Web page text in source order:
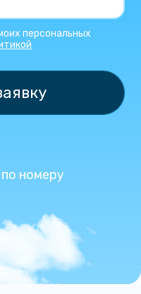
номеру
персональных